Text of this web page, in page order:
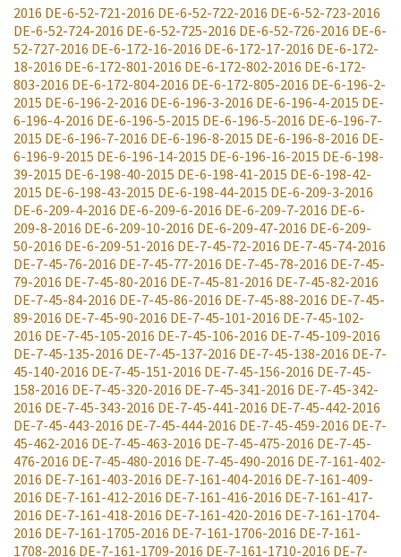
2016 DE-6-52-721-2016 DE-6-52-722-2016 DE-6-52-723-2016
DE-6-52-724-2016 DE-6-52-725-2016 DE-6-52-726-2016 DE-6-
52-727-2016 DE-6-172-16-2016 DE-6-172-17-2016 DE-6-172-
18-2016 DE-6-172-801-2016 DE-6-172-802-2016 DE-6-172-
803-2016 DE-6-172-804-2016 DE-6-172-805-2016 DE-6-196-2-
2015 DE-6-196-2-2016 DE-6-196-3-2016 DE-6-196-4-2015 DE-
6-196-4-2016 DE-6-196-5-2015 DE-6-196-5-2016 DE-6-196-7-
2015 DE-6-196-7-2016 DE-6-196-8-2015 DE-6-196-8-2016 DE-
6-196-9-2015 DE-6-196-14-2015 DE-6-196-16-2015 DE-6-198-
39-2015 DE-6-198-40-2015 DE-6-198-41-2015 DE-6-198-42-
2015 DE-6-198-43-2015 DE-6-198-44-2015 DE-6-209-3-2016
DE-6-209-4-2016 DE-6-209-6-2016 DE-6-209-7-2016 DE-6-
209-8-2016 DE-6-209-10-2016 DE-6-209-47-2016 DE-6-209-
50-2016 DE-6-209-51-2016 DE-7-45-72-2016 DE-7-45-74-2016
DE-7-45-76-2016 DE-7-45-77-2016 DE-7-45-78-2016 DE-7-45-
79-2016 DE-7-45-80-2016 DE-7-45-81-2016 DE-7-45-82-2016
DE-7-45-84-2016 DE-7-45-86-2016 DE-7-45-88-2016 DE-7-45-
89-2016 DE-7-45-90-2016 DE-7-45-101-2016 DE-7-45-102-
2016 DE-7-45-105-2016 DE-7-45-106-2016 DE-7-45-109-2016
DE-7-45-135-2016 DE-7-45-137-2016 DE-7-45-138-2016 DE-7-
45-140-2016 DE-7-45-151-2016 DE-7-45-156-2016 DE-7-45-
158-2016 DE-7-45-320-2016 DE-7-45-341-2016 DE-7-45-342-
2016 DE-7-45-343-2016 DE-7-45-441-2016 DE-7-45-442-2016
DE-7-45-443-2016 DE-7-45-444-2016 DE-7-45-459-2016 DE-7-
45-462-2016 DE-7-45-463-2016 DE-7-45-475-2016 DE-7-45-
476-2016 DE-7-45-480-2016 DE-7-45-490-2016 DE-7-161-402-
2016 DE-7-161-403-2016 DE-7-161-404-2016 DE-7-161-409-
2016 DE-7-161-412-2016 DE-7-161-416-2016 DE-7-161-417-
2016 DE-7-161-418-2016 DE-7-161-420-2016 DE-7-161-1704-
2016 DE-7-161-1705-2016 DE-7-161-1706-2016 DE-7-161-
1708-2016 DE-7-161-1709-2016 DE-7-161-1710-2016 DE-7-